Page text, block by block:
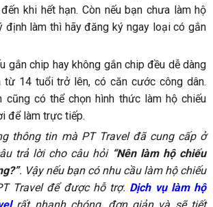
khi hết hạn. Còn nếu bạn chưa làm hộ
định làm thì hãy đăng ký ngay loại có gắn
gắn chip hay không gắn chip đều dễ dàng
từ 14 tuổi trở lên, có căn cước công dân.
cũng có thể chọn hình thức làm hộ chiếu
để làm trực tiếp.
thông tin mà PT Travel đã cung cấp ở
trả lời cho câu hỏi “Nên làm hộ chiếu
. Vậy nếu bạn có nhu cầu làm hộ chiếu
Travel để được hỗ trợ. Dịch vụ làm hộ